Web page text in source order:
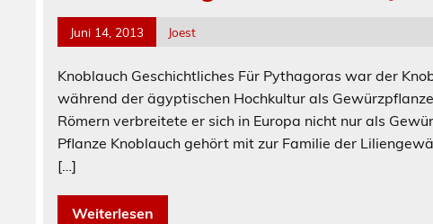
Juni 14, 2013 Joest
Knoblauch Geschichtliches Für Pythagoras war der
während der ägyptischen Hochkultur als
Römern verbreitete er sich in Europa nicht nur als
Pflanze Knoblauch gehört mit zur Familie der
[…]
Weiterlesen